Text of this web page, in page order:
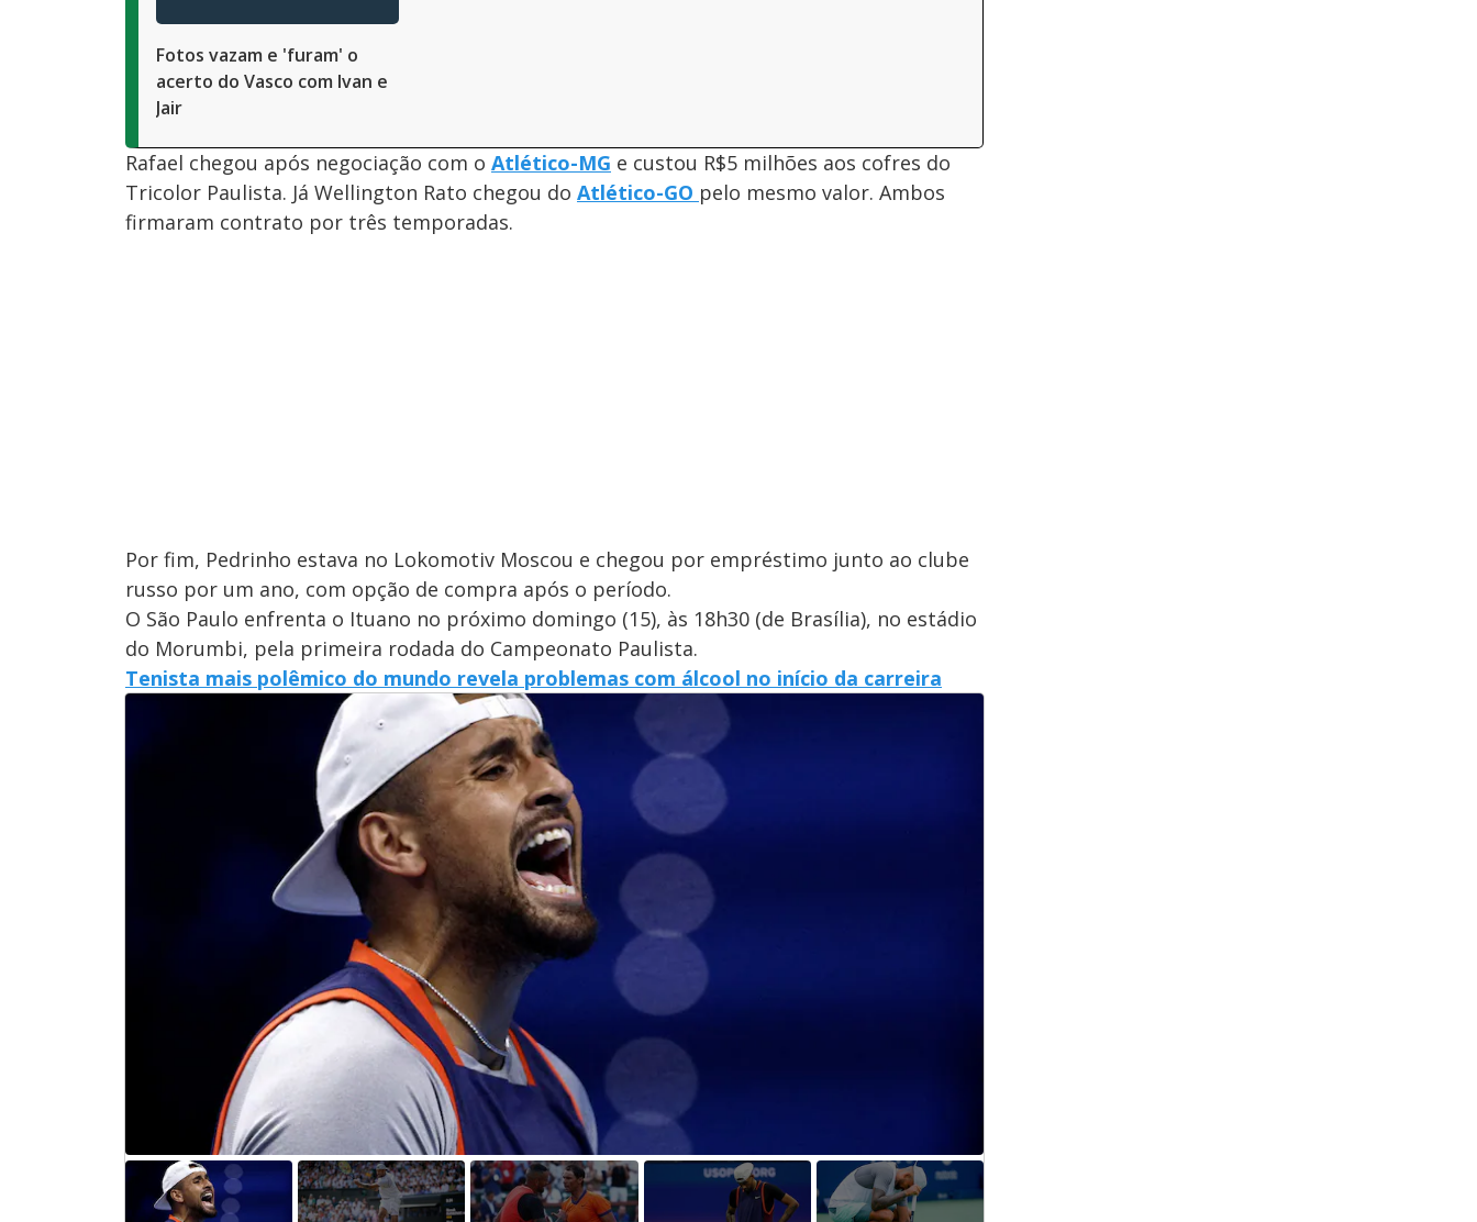
Fotos vazam e 'furam' o
acerto do Vasco com Ivan e
Jair
Rafael chegou após negociação com o Atlético-MG e custou R$5 milhões aos cofres do
Tricolor Paulista. Já Wellington Rato chegou do Atlético-GO pelo mesmo valor. Ambos
firmaram contrato por três temporadas.
Por fim, Pedrinho estava no Lokomotiv Moscou e chegou por empréstimo junto ao clube
russo por um ano, com opção de compra após o período.
O São Paulo enfrenta o Ituano no próximo domingo (15), às 18h30 (de Brasília), no estádio
do Morumbi, pela primeira rodada do Campeonato Paulista.
Tenista mais polêmico do mundo revela problemas com álcool no início da carreira